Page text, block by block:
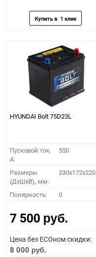
HYUNDAI Bolt 75D23L
Пусковой ток,
A:
550
Размеры
(ДхШхВ), мм:
230x172x220
Полярность: 0
7 500 руб.
Цена без ECOном скидки:
8 000 руб.